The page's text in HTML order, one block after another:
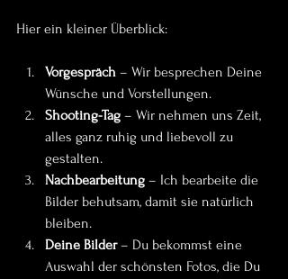
Hier ein kleiner Überblick:
Vorgespräch – Wir besprechen Deine
Wünsche und Vorstellungen.
Shooting-Tag – Wir nehmen uns Zeit,
alles ganz ruhig und liebevoll zu
gestalten.
Nachbearbeitung – Ich bearbeite die
Bilder behutsam, damit sie natürlich
bleiben.
Deine Bilder – Du bekommst eine
Auswahl der schönsten Fotos, die Du